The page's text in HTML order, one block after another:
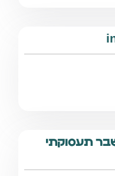
תעסוקתי